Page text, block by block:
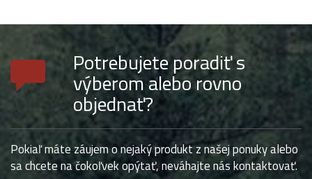
Potrebujete poradiť s
výberom alebo rovno
objednať?
Pokiaľ máte záujem o nejaký produkt z našej ponuky alebo
sa chcete na čokoľvek opýtať, neváhajte nás kontaktovať.